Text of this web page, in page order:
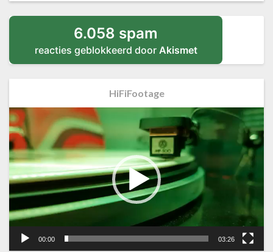
6.058 spam
reacties geblokkeerd door Akismet
HiFiFootage
Videospeler
00:00 03:26